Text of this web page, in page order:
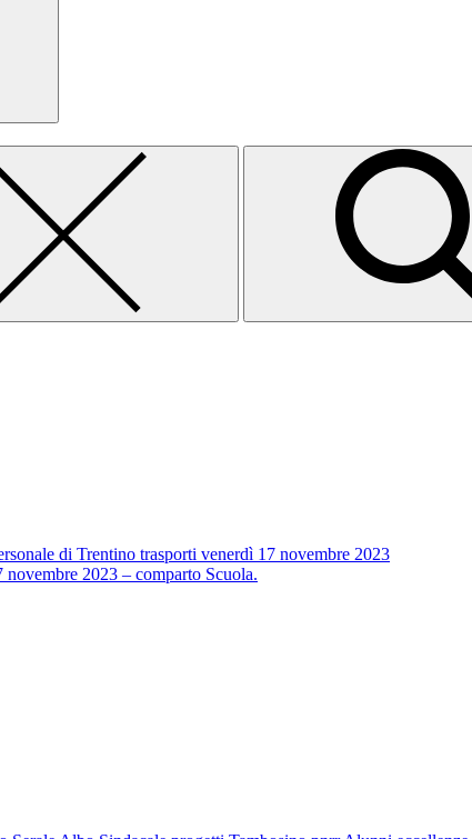
di Trentino trasporti venerdì 17 novembre 2023
2023 – comparto Scuola.